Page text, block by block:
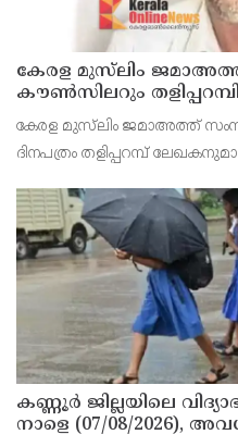
കേരള മുസ്‌ലിം
കൗൺസിലറും
പ്രവർത്തകനുമായ ബി
നിര്യാതനായി
കേരള മുസ്‌ലിം ജമാഅത്ത്
ദിനപത്രം തളിപ്പറമ്പ്
ജമാഅത്ത് ജില്ലാ
കണ്ണൂർ ജില്ലയിലെ
നാളെ (07/08/2026),